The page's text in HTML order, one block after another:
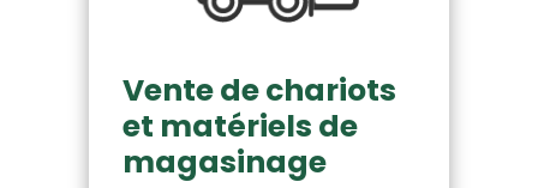
Vente de chariots
et matériels de
magasinage